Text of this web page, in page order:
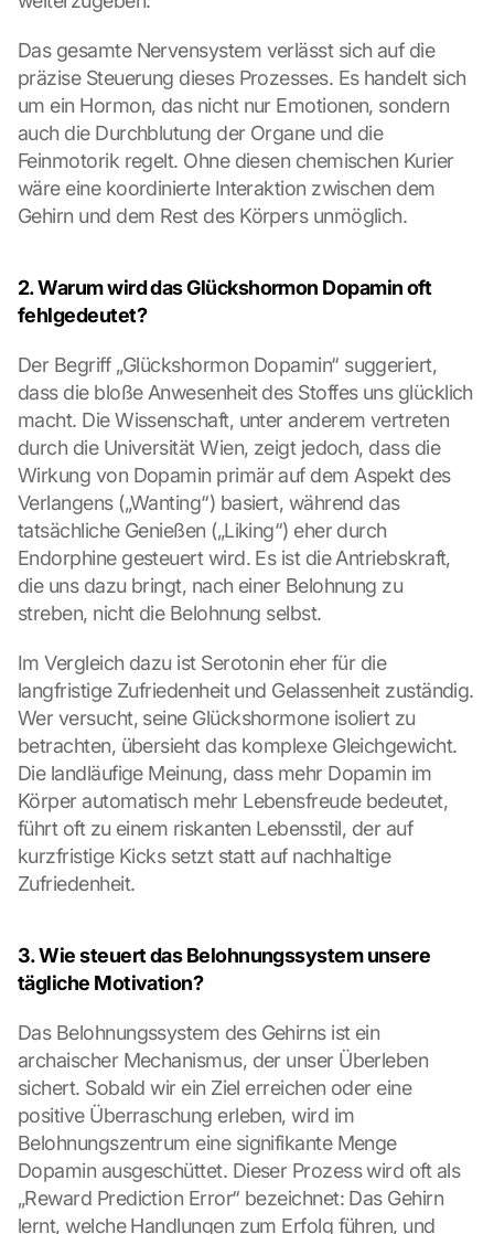
Das gesamte Nervensystem verlässt sich auf die
präzise Steuerung dieses Prozesses. Es handelt sich
um ein Hormon, das nicht nur Emotionen, sondern
auch die Durchblutung der Organe und die
Feinmotorik regelt. Ohne diesen chemischen Kurier
wäre eine koordinierte Interaktion zwischen dem
Gehirn und dem Rest des Körpers unmöglich.
2. Warum wird das Glückshormon Dopamin oft
fehlgedeutet?
Der Begriff „Glückshormon Dopamin“ suggeriert,
dass die bloße Anwesenheit des Stoffes uns glücklich
macht. Die Wissenschaft, unter anderem vertreten
durch die Universität Wien, zeigt jedoch, dass die
Wirkung von Dopamin primär auf dem Aspekt des
Verlangens („Wanting“) basiert, während das
tatsächliche Genießen („Liking“) eher durch
Endorphine gesteuert wird. Es ist die Antriebskraft,
die uns dazu bringt, nach einer Belohnung zu
streben, nicht die Belohnung selbst.
Im Vergleich dazu ist Serotonin eher für die
langfristige Zufriedenheit und Gelassenheit zuständig.
Wer versucht, seine Glückshormone isoliert zu
betrachten, übersieht das komplexe Gleichgewicht.
Die landläufige Meinung, dass mehr Dopamin im
Körper automatisch mehr Lebensfreude bedeutet,
führt oft zu einem riskanten Lebensstil, der auf
kurzfristige Kicks setzt statt auf nachhaltige
Zufriedenheit.
3. Wie steuert das Belohnungssystem unsere
tägliche Motivation?
Das Belohnungssystem des Gehirns ist ein
archaischer Mechanismus, der unser Überleben
sichert. Sobald wir ein Ziel erreichen oder eine
positive Überraschung erleben, wird im
Belohnungszentrum eine signifikante Menge
Dopamin ausgeschüttet. Dieser Prozess wird oft als
„Reward Prediction Error“ bezeichnet: Das Gehirn
lernt, welche Handlungen zum Erfolg führen, und